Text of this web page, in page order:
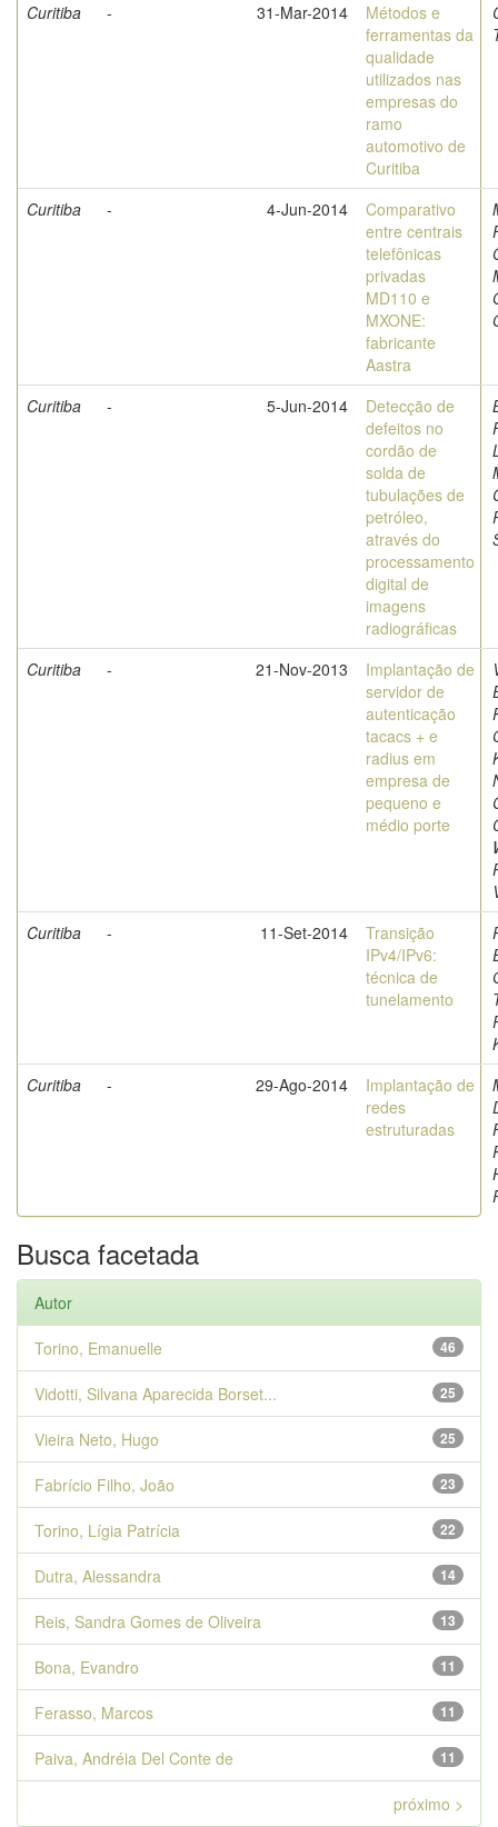
Curitiba
- 31-Mar-2014
Métodos e
ferramentas da
qualidade
utilizados nas
empresas do
ramo
automotivo de
Curitiba
Curitiba - 4-Jun-2014
Comparativo
entre centrais
telefônicas
privadas
MD110 e
MXONE:
fabricante
Aastra
Curitiba - 5-Jun-2014
Detecção de
defeitos no
cordão de
solda de
tubulações de
petróleo,
através do
processamento
digital de
imagens
radiográficas
Curitiba - 21-Nov-2013
Implantação de
servidor de
autenticação
tacacs + e
radius em
empresa de
pequeno e
médio porte
Curitiba
- 11-Set-2014
Transição
IPv4/IPv6:
técnica de
tunelamento
Curitiba
- 29-Ago-2014
Implantação de
redes
estruturadas
Busca facetada
Autor
46
Torino, Emanuelle
25
Vidotti, Silvana Aparecida Borset...
25
Vieira Neto, Hugo
23
Fabrício Filho, João
22
Torino, Lígia Patrícia
14
Dutra, Alessandra
13
Reis, Sandra Gomes de Oliveira
11
Bona, Evandro
11
Ferasso, Marcos
11
Paiva, Andréia Del Conte de
próximo >